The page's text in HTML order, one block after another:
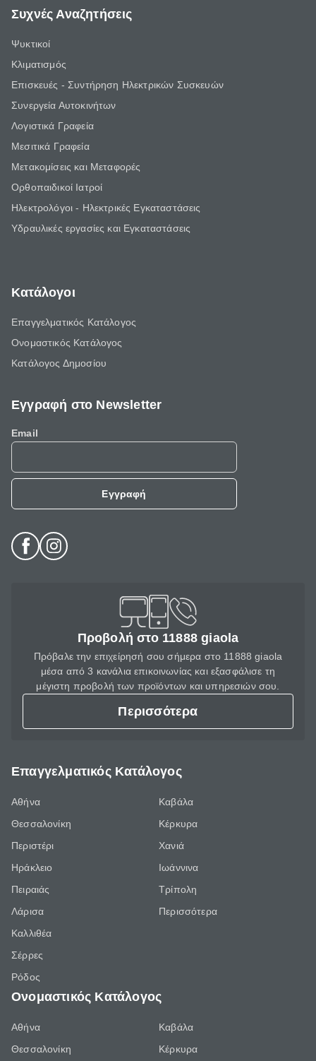
Συχνές Αναζητήσεις
Ψυκτικοί
Κλιματισμός
Επισκευές - Συντήρηση Ηλεκτρικών Συσκευών
Συνεργεία Αυτοκινήτων
Λογιστικά Γραφεία
Μεσιτικά Γραφεία
Μετακομίσεις και Μεταφορές
Ορθοπαιδικοί Ιατροί
Ηλεκτρολόγοι - Ηλεκτρικές Εγκαταστάσεις
Υδραυλικές εργασίες και Εγκαταστάσεις
Κατάλογοι
Επαγγελματικός Κατάλογος
Ονομαστικός Κατάλογος
Κατάλογος Δημοσίου
Εγγραφή στο Newsletter
Email
Εγγραφή
Προβολή στο 11888 giaola
Πρόβαλε την επιχείρησή σου σήμερα στο 11888 giaola
μέσα από 3 κανάλια επικοινωνίας και εξασφάλισε τη
μέγιστη προβολή των προϊόντων και υπηρεσιών σου.
Περισσότερα
Επαγγελματικός Κατάλογος
Αθήνα
Θεσσαλονίκη
Περιστέρι
Ηράκλειο
Πειραιάς
Λάρισα
Καλλιθέα
Σέρρες
Ρόδος
Καβάλα
Κέρκυρα
Χανιά
Ιωάννινα
Τρίπολη
Περισσότερα
Ονομαστικός Κατάλογος
Αθήνα
Θεσσαλονίκη
Καβάλα
Κέρκυρα